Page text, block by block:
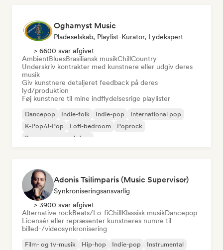
Oghamyst Music
Pladeselskab, Playlist-Kurator, Lydekspert
> 6600 svar afgivet
AmbientBluesBrasiliansk musikChillCountry
Underskriv kontrakter med kunstnere eller udgiv deres
musik
Giv kunstnere detaljeret feedback på deres
lyd/produktion
Føj kunstnere til mine indflydelsesrige playlister
Dancepop Indie-folk Indie-pop
International pop
K-Pop/J-Pop
Lofi-bedroom
Poprock
Sanger og sangskriver
Adonis Tsilimparis (Music Supervisor)
Synkroniseringsansvarlig
> 3900 svar afgivet
Alternative rockBeats/Lo-fiChillKlassisk musikDancepop
Licensér eller repræsenter kunstneres numre til
billed-/videosynkronisering
Film- og tv-musik Hip-hop Indie-pop
Instrumental